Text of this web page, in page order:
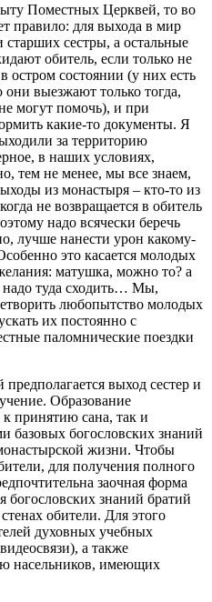
Поместных Церквей, то во
правило: для выхода в мир
старших сестры, а остальные
обитель, если только не
остром состоянии (у них есть
выезжают только тогда,
могут помочь), и при
какие-то документы. Я
за территорию
в наших условиях,
тем не менее, мы все знаем,
из монастыря – кто-то из
не возвращается в обитель
надо всячески беречь
лучше нанести урон какому-
это касается молодых
матушка, можно то? а
надо туда сходить… Мы,
любопытство молодых
их постоянно с
паломнические поездки
выход сестер и
Образование
к принятию сана, так и
базовых богословских знаний
жизни. Чтобы
для получения полного
заочная форма
знаний братий
обители. Для этого
духовных учебных
а также
насельников, имеющих